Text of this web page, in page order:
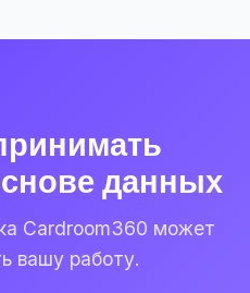
данных
Cardroom360 может
вашу работу.